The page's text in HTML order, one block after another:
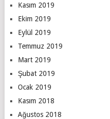
Kasım 2019
Ekim 2019
Eylül 2019
Temmuz 2019
Mart 2019
Şubat 2019
Ocak 2019
Kasım 2018
Ağustos 2018